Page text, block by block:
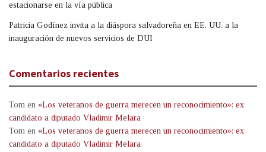
estacionarse en la vía pública
Patricia Godínez invita a la diáspora salvadoreña en EE. UU. a la
inauguración de nuevos servicios de DUI
Comentarios recientes
Tom en «Los veteranos de guerra merecen un reconocimiento»: ex
candidato a diputado Vladimir Melara
Tom en «Los veteranos de guerra merecen un reconocimiento»: ex
candidato a diputado Vladimir Melara